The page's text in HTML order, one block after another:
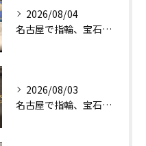
2026/08/04
名古屋で指輪、宝石買取なら当店で！！。
2026/08/03
名古屋で指輪、宝石買取なら当店で！！。